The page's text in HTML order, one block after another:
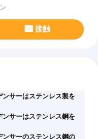
接触
ンサーはステンレス製を
ンサーはステンレス鋼を
ンサーのステンレス鋼の